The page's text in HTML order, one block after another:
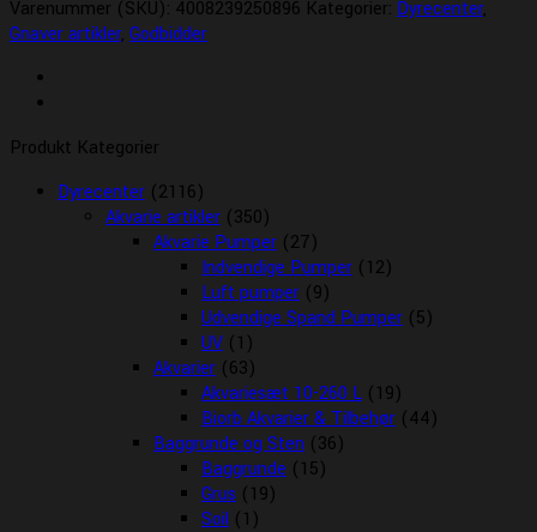
Varenummer (SKU): 4008239250896 Kategorier: Dyrecenter,
Gnaver artikler, Godbidder
Produkt Kategorier
Dyrecenter (2116)
Akvarie artikler (350)
Akvarie Pumper (27)
Indvendige Pumper (12)
Luft pumper (9)
Udvendige Spand Pumper (5)
UV (1)
Akvarier (63)
Akvariesæt 10-260 L (19)
Biorb Akvarier & Tilbehør (44)
Baggrunde og Sten (36)
Baggrunde (15)
Grus (19)
Soil (1)